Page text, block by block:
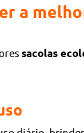
a
sacolas